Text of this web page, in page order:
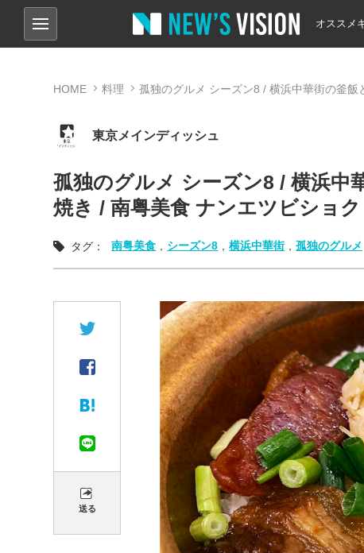
オススメ
HOME 料理 孤独のグルメ シーズン8 / 横浜中華街の釜
東京メインディッシュ
孤独のグルメ シーズン8 / 横浜中
焼き / 南粤美食 ナンエツビショク
タグ： 南粤美食 シーズン8 横浜中華街 孤独のグルメ
送る